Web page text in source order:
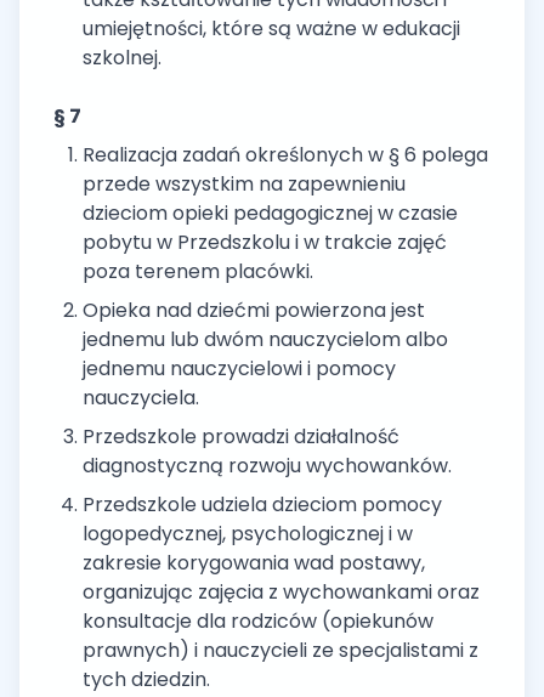
umiejętności, które są ważne w edukacji
szkolnej.
§ 7
Realizacja zadań określonych w § 6 polega
przede wszystkim na zapewnieniu
dzieciom opieki pedagogicznej w czasie
pobytu w Przedszkolu i w trakcie zajęć
poza terenem placówki.
Opieka nad dziećmi powierzona jest
jednemu lub dwóm nauczycielom albo
jednemu nauczycielowi i pomocy
nauczyciela.
Przedszkole prowadzi działalność
diagnostyczną rozwoju wychowanków.
Przedszkole udziela dzieciom pomocy
logopedycznej, psychologicznej i w
zakresie korygowania wad postawy,
organizując zajęcia z wychowankami oraz
konsultacje dla rodziców (opiekunów
prawnych) i nauczycieli ze specjalistami z
tych dziedzin.